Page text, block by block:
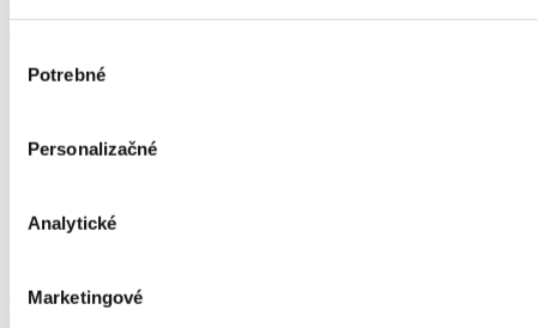
súhlasu
Potrebné
Personalizačné
Analytické
Marketingové
čítanie